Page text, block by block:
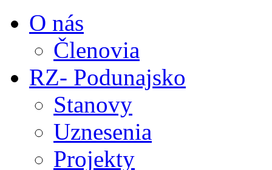
O nás
Členovia
RZ- Podunajsko
Stanovy
Uznesenia
Projekty